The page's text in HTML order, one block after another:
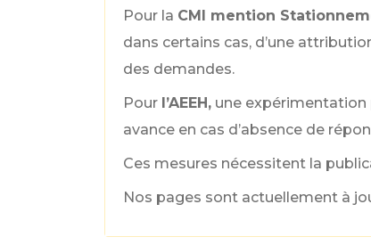
Pour la CMI mention
dans certains cas, d’une
des demandes.
Pour l’AEEH, une expérimentation
avance en cas d’absence de
Ces mesures nécessitent la
Nos pages sont actuellement à